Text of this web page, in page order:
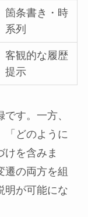
箇条書き・時
系列
客観的な履歴
提示
す。一方、
「どのように
けを含みま
遷の両方を組
明が可能にな